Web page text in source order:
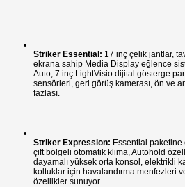
Striker Essential: 17 inç çelik jantlar,
ekrana sahip Media Display eğlence
Auto, 7 inç LightVisio dijital gösterge
sensörleri, geri görüş kamerası, ön ve
fazlası.
Striker Expression: Essential paketine
çift bölgeli otomatik klima, Autohold
dayamalı yüksek orta konsol, elektrikli
koltuklar için havalandırma menfezleri
özellikler sunuyor.